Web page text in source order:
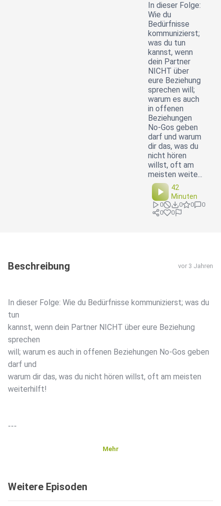
In dieser Folge:
Wie du
Bedürfnisse
kommunizierst;
was du tun
kannst, wenn
dein Partner
NICHT über
eure Beziehung
sprechen will;
warum es auch
in offenen
Beziehungen
No-Gos geben
darf und warum
dir das, was du
nicht hören
willst, oft am
meisten weite...
42
Minuten
0 0 0
0
0
0
Beschreibung vor 3 Jahren
In dieser Folge: Wie du Bedürfnisse kommunizierst; was du
tun
kannst, wenn dein Partner NICHT über eure Beziehung
sprechen
will; warum es auch in offenen Beziehungen No-Gos geben
darf und
warum dir das, was du nicht hören willst, oft am meisten
weiterhilft!
---
Mehr
Weitere Episoden